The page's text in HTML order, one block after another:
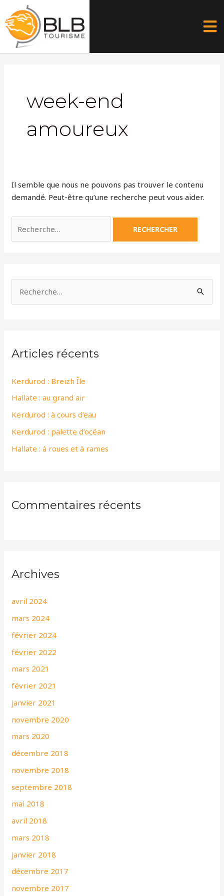
au
contenu
week-end
amoureux
Il semble que nous ne pouvons pas trouver le contenu
demandé. Peut-être qu’une recherche peut vous aider.
e
c
h
e
r
Articles récents
Kerdurod : Breizh Île
Hallate : au grand air
Kerdurod : à cours d’eau
Kerdurod : palette d’océan
Hallate : à roues et à rames
Commentaires récents
Archives
avril 2024
mars 2024
février 2024
février 2022
mars 2021
février 2021
janvier 2021
novembre 2020
mars 2020
décembre 2018
novembre 2018
septembre 2018
mai 2018
avril 2018
mars 2018
janvier 2018
décembre 2017
novembre 2017